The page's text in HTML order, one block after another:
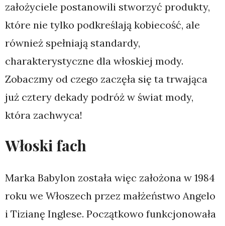
założyciele postanowili stworzyć produkty,
które nie tylko podkreślają kobiecość, ale
również spełniają standardy,
charakterystyczne dla włoskiej mody.
Zobaczmy od czego zaczęła się ta trwająca
już cztery dekady podróż w świat mody,
która zachwyca!
Włoski fach
Marka Babylon została więc założona w 1984
roku we Włoszech przez małżeństwo Angelo
i Tizianę Inglese. Początkowo funkcjonowała